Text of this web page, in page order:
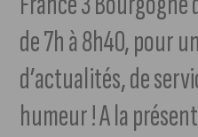
de 7h à 8h40, pour
d’actualités, de
humeur ! A la